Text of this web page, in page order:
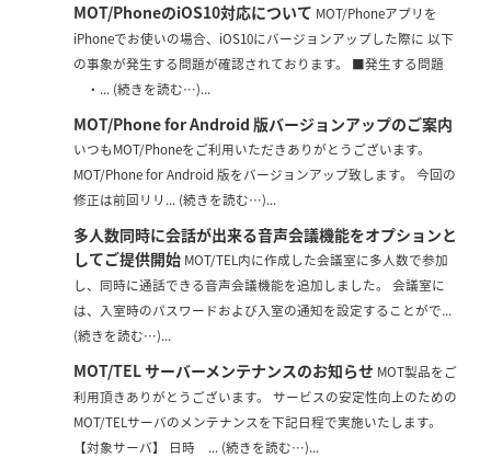
MOT/PhoneのiOS10対応について MOT/Phoneアプリを
iPhoneでお使いの場合、iOS10にバージョンアップした際に 以下
の事象が発生する問題が確認されております。 ■発生する問題
・... (続きを読む…)...
MOT/Phone for Android 版バージョンアップのご案内
いつもMOT/Phoneをご利用いただきありがとうございます。
MOT/Phone for Android 版をバージョンアップ致します。 今回の
修正は前回リリ... (続きを読む…)...
多人数同時に会話が出来る音声会議機能をオプションと
してご提供開始 MOT/TEL内に作成した会議室に多人数で参加
し、同時に通話できる音声会議機能を追加しました。 会議室に
は、入室時のパスワードおよび入室の通知を設定することがで...
(続きを読む…)...
MOT/TEL サーバーメンテナンスのお知らせ MOT製品をご
利用頂きありがとうございます。 サービスの安定性向上のための
MOT/TELサーバのメンテナンスを下記日程で実施いたします。
【対象サーバ】 日時 ... (続きを読む…)...